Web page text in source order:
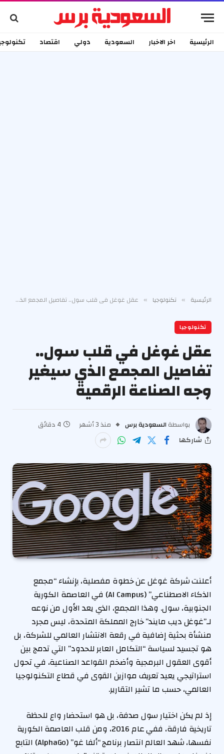
الرئيسية اخر الاخبار السعودية دولي اقتصاد
الرئيسية » تكنولوجيا » عقل غوغل في قلب سول.. تفاصيل المجمع الذي سيغير وجه الصناعة الرقمية
تكنولوجيا
عقل غوغل في قلب سول..
تفاصيل المجمع الذي سيغير
وجه الصناعة الرقمية
بواسطة السعودية برس منذ 3 أشهر
4 دقائق
شاركها
أعلنت شركة غوغل عن خطوة مفصلية، بإنشاء “مجمع
الذكاء الاصطناعي” (AI Campus) في العاصمة الكورية
الجنوبية، سول. وهذا المجمع، الذي يعد الأول من نوعه
لـ”غوغل ديب مايند” خارج المملكة المتحدة، ليس مجرد
منشأة بحثية إضافية في رقعة الانتشار العالمي للشركة، بل
هو تجسيد لسياسة “التكامل العابر للحدود” التي تدمج بين
أقوى العقول البرمجية وأضخم القواعد الصناعية، في تحول
استراتيجي يعيد تعريف موازين القوى في قطاع التكنولوجيا
العالمي، حسب ما تشير التقارير.
إذ لم يكن اختيار سول صدفة، بل هو استحضار واع للحظة
تاريخية فارقة، ففي عام 2016، ومن قلب العاصمة الكورية
نفسها، شهد العالم انتصار برنامج “ألفا غو” (AlphaGo) التابع